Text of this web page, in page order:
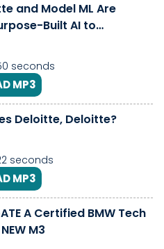
and Model ML Are
Built AI to
seconds
MP3
Deloitte, Deloitte?
seconds
MP3
A Certified BMW Tech
M3